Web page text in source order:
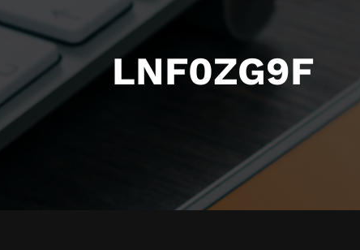
LNF0ZG9F